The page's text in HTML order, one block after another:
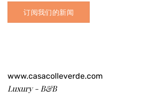
订阅我们的新闻
www.casacolleverde.com
Luxury - B&B